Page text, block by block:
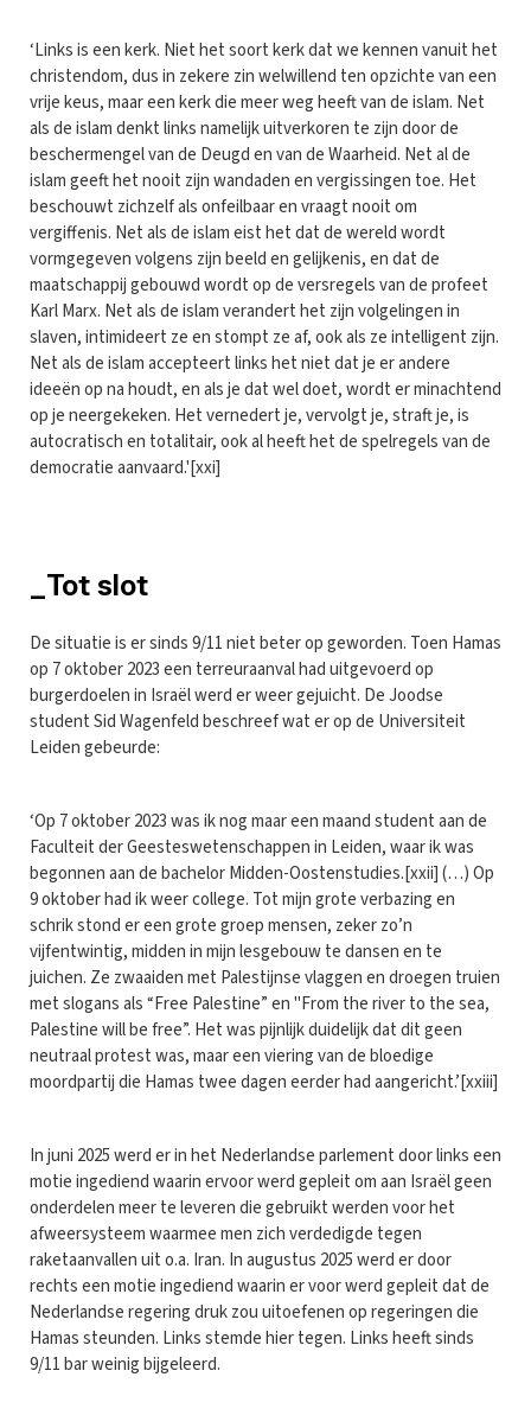
‘Links is een kerk. Niet het soort kerk dat we kennen vanuit het
christendom, dus in zekere zin welwillend ten opzichte van een
vrije keus, maar een kerk die meer weg heeft van de islam. Net
als de islam denkt links namelijk uitverkoren te zijn door de
beschermengel van de Deugd en van de Waarheid. Net al de
islam geeft het nooit zijn wandaden en vergissingen toe. Het
beschouwt zichzelf als onfeilbaar en vraagt nooit om
vergiffenis. Net als de islam eist het dat de wereld wordt
vormgegeven volgens zijn beeld en gelijkenis, en dat de
maatschappij gebouwd wordt op de versregels van de profeet
Karl Marx. Net als de islam verandert het zijn volgelingen in
slaven, intimideert ze en stompt ze af, ook als ze intelligent zijn.
Net als de islam accepteert links het niet dat je er andere
ideeën op na houdt, en als je dat wel doet, wordt er minachtend
op je neergekeken. Het vernedert je, vervolgt je, straft je, is
autocratisch en totalitair, ook al heeft het de spelregels van de
democratie aanvaard.'[xxi]
_Tot slot
De situatie is er sinds 9/11 niet beter op geworden. Toen Hamas
op 7 oktober 2023 een terreuraanval had uitgevoerd op
burgerdoelen in Israël werd er weer gejuicht. De Joodse
student Sid Wagenfeld beschreef wat er op de Universiteit
Leiden gebeurde:
‘Op 7 oktober 2023 was ik nog maar een maand student aan de
Faculteit der Geesteswetenschappen in Leiden, waar ik was
begonnen aan de bachelor Midden-Oostenstudies.[xxii] (…) Op
9 oktober had ik weer college. Tot mijn grote verbazing en
schrik stond er een grote groep mensen, zeker zo’n
vijfentwintig, midden in mijn lesgebouw te dansen en te
juichen. Ze zwaaiden met Palestijnse vlaggen en droegen truien
met slogans als “Free Palestine” en "From the river to the sea,
Palestine will be free”. Het was pijnlijk duidelijk dat dit geen
neutraal protest was, maar een viering van de bloedige
moordpartij die Hamas twee dagen eerder had aangericht.’[xxiii]
In juni 2025 werd er in het Nederlandse parlement door links een
motie ingediend waarin ervoor werd gepleit om aan Israël geen
onderdelen meer te leveren die gebruikt werden voor het
afweersysteem waarmee men zich verdedigde tegen
raketaanvallen uit o.a. Iran. In augustus 2025 werd er door
rechts een motie ingediend waarin er voor werd gepleit dat de
Nederlandse regering druk zou uitoefenen op regeringen die
Hamas steunden. Links stemde hier tegen. Links heeft sinds
9/11 bar weinig bijgeleerd.